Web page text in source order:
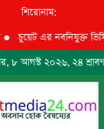
শিরোনাম:
এর নবনিযুক্ত ভিসিকে
৮ আগস্ট ২০২৬, ২৪